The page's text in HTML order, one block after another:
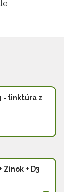
- tinktúra z
+ D3